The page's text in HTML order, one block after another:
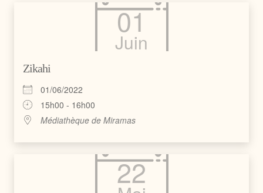
01
Juin
Zikahi
01/06/2022
15h00 - 16h00
Médiathèque de Miramas
22